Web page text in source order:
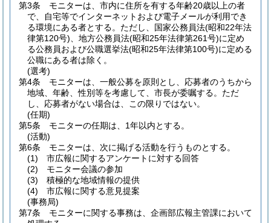
第3条
モニターは、市内に住所を有する年齢20歳以上の者
で、自宅等でインターネットおよび電子メールが利用でき
る環境にある者とする。 ただし、国家公務員法(昭和22年法
律第120号) 、地方公務員法(昭和25年法律第261号)に定め
る公務員および公職選挙法(昭和25年法律第100号)に定める
公職にある者は除く。
(選考)
第4条
モニターは、一般公募を原則とし、応募者のうちから
地域、年齢、性別等を考慮して、市長が委嘱する。 ただ
し、応募者がない場合は、この限りではない。
(任期)
第5条
モニターの任期は、1年以内とする。
(活動)
第6条
モニターは、次に掲げる活動を行うものとする。
(1)
市広報に関するアンケートに対する回答
(2)
モニター会議の参加
(3)
積極的な地域情報の提供
(4)
市広報に関する意見提案
(事務局)
第7条
モニターに関する事務は、企画部広報主管課において